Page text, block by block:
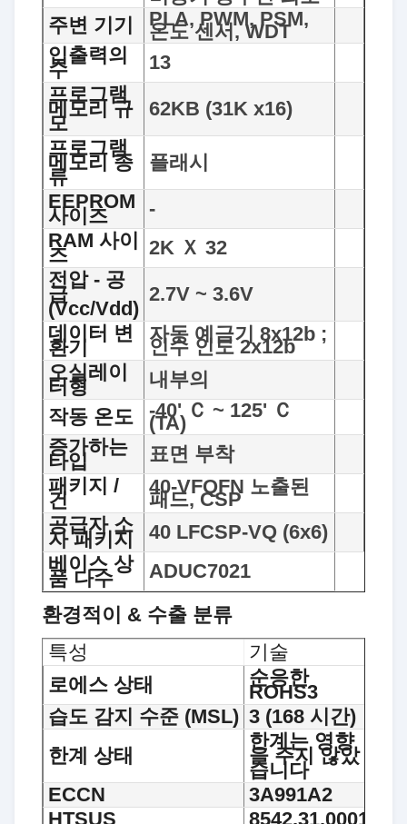
주변 기기
PLA, PWM, PSM,
온도 센서, WDT
입출력의
수
13
프로그램
메모리 규
모
62KB (31K x16)
프로그램
메모리 종
류
플래시
EEPROM
사이즈
-
RAM 사이
즈
2K Ｘ 32
전압 - 공
급
(Vcc/Vdd)
2.7V ~ 3.6V
데이터 변
환기
자동 예금기 8x12b ;
인수 인도 2x12b
오실레이
터형
내부의
작동 온도
-40' Ｃ ~ 125' Ｃ
(TA)
증가하는
타입
표면 부착
패키지 /
건
40-VFQFN 노출된
패드, CSP
공급자 소
자 패키지
40 LFCSP-VQ (6x6)
베이스 상
품 다수
ADUC7021
환경적이 & 수출 분류
특성
기술
로에스 상태
순응한
ROHS3
습도 감지 수준 (MSL) 3 (168 시간)
한계 상태
한계는 영향
을 주지 않았
습니다
ECCN
3A991A2
HTSUS
8542.31.0001